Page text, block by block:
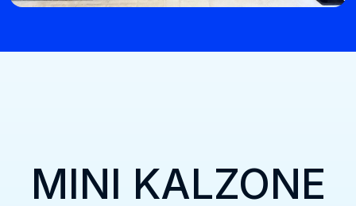
MINI KALZONE